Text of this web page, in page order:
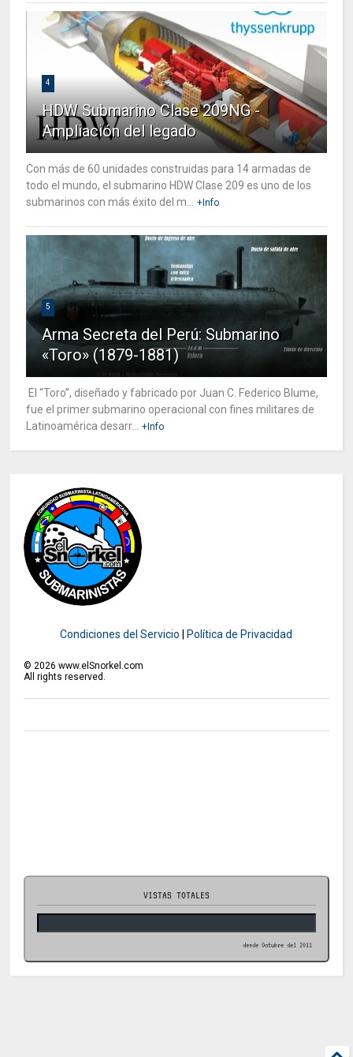
4
HDW Submarino Clase 209NG -
Ampliación del legado
Con más de 60 unidades construidas para 14 armadas de
todo el mundo, el submarino HDW Clase 209 es uno de los
submarinos con más éxito del m...
+Info
5
Arma Secreta del Perú: Submarino
«Toro» (1879-1881)
El “Toro”, diseñado y fabricado por Juan C. Federico Blume,
fue el primer submarino operacional con fines militares de
Latinoamérica desarr...
+Info
Condiciones del Servicio Política de Privacidad
© 2026 www.elSnorkel.com
All rights reserved.
VISTAS TOTALES
desde Octubre del 2011